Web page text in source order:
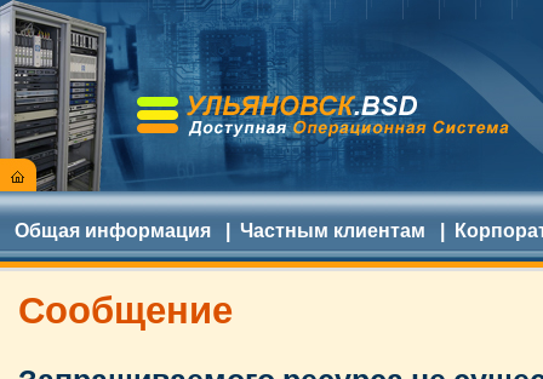
Общая информация Частным клиентам
Сообщение